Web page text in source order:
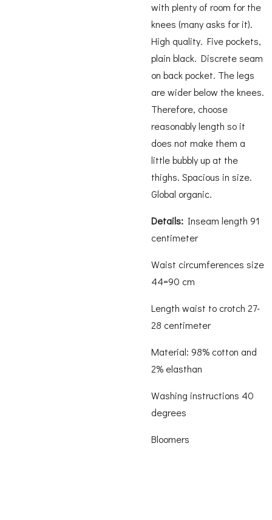
with plenty of room for the
knees (many asks for it).
High quality. Five pockets,
plain black. Discrete seam
on back pocket. The legs
are wider below the knees.
Therefore, choose
reasonably length so it
does not make them a
little bubbly up at the
thighs. Spacious in size.
Global organic.
Details: Inseam length 91
centimeter
Waist circumferences size
44=90 cm
Length waist to crotch 27-
28 centimeter
Material: 98% cotton and
2% elasthan
Washing instructions 40
degrees
Bloomers